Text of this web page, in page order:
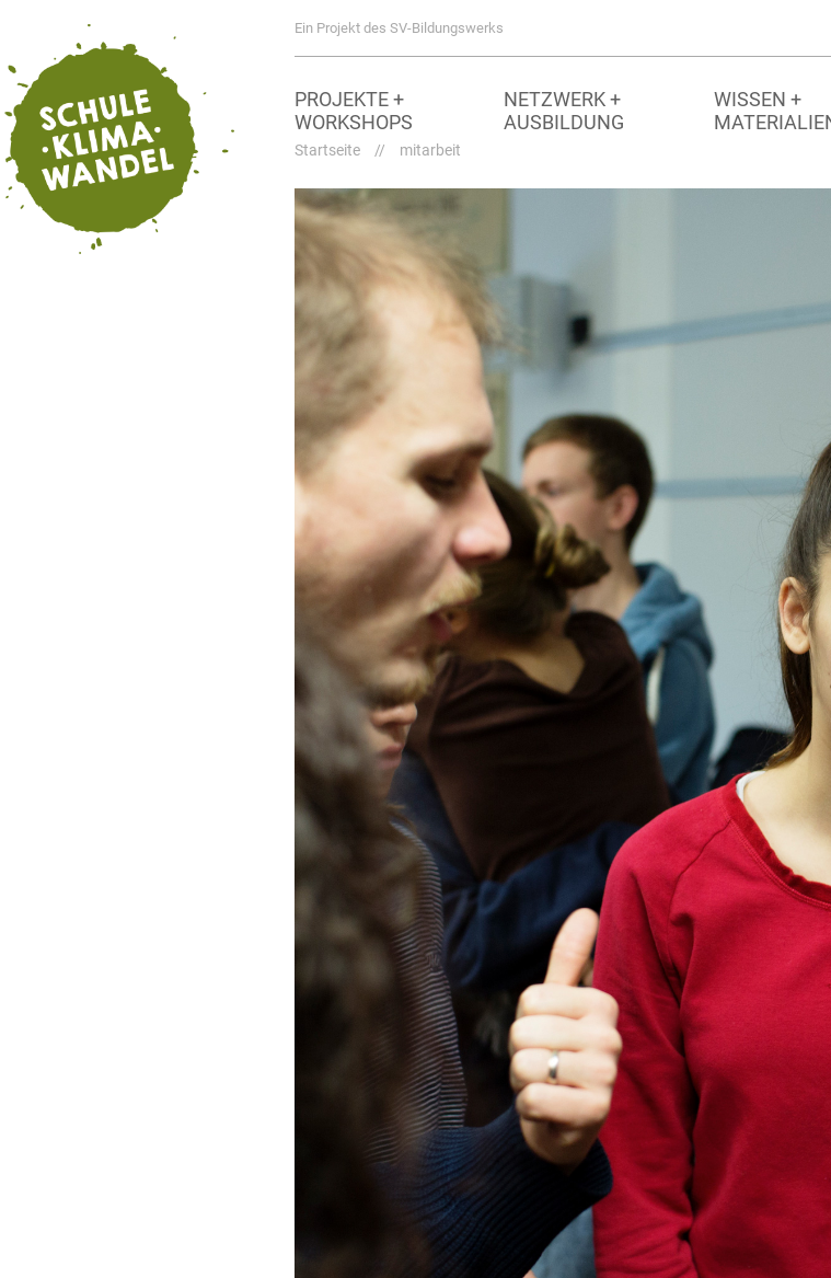
Ein Projekt des SV-Bildungswerks
PROJEKTE +
WORKSHOPS
NETZWERK +
AUSBILDUNG
WISSEN +
Startseite // mitarbeit